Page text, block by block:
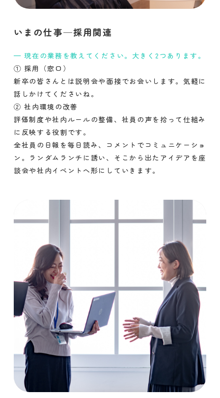
いまの仕事─採用関連
現在の業務を教えてください。大きく2つあります。
① 採用（窓口）
新卒の皆さんとは説明会や面接でお会いします。気軽に
話しかけてくださいね。
② 社内環境の改善
評価制度や社内ルールの整備、社員の声を拾って仕組み
に反映する役割です。
全社員の日報を毎日読み、コメントでコミュニケーショ
ン。ランダムランチに誘い、そこから出たアイデアを座
談会や社内イベントへ形にしていきます。